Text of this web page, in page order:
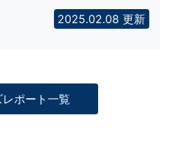
2025.02.08 更新
レポート一覧